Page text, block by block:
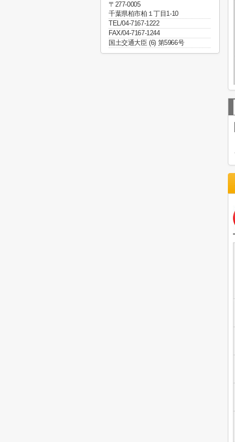
〒277-0005
千葉県柏市柏１丁目1-10
TEL/04-7167-1222
FAX/04-7167-1244
国土交通大臣 (6) 第5966号